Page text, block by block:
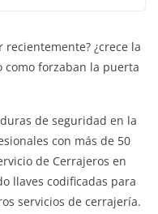
¿crece la
como forzaban la puerta
de seguridad en la
con más de 50
de Cerrajeros en
llaves codificadas para
servicios de cerrajería.